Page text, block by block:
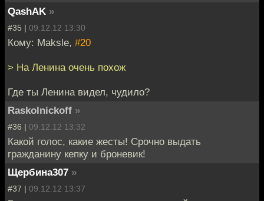
QashAK »
#35 | 09.12.12 13:30
Кому: Maksle, #20
> На Ленина очень похож
Где ты Ленина видел, чудило?
Raskolnickoff »
#36 | 09.12.12 13:32
Какой голос, какие жесты! Срочно выдать
гражданину кепку и броневик!
Щербина307 »
#37 | 09.12.12 13:37